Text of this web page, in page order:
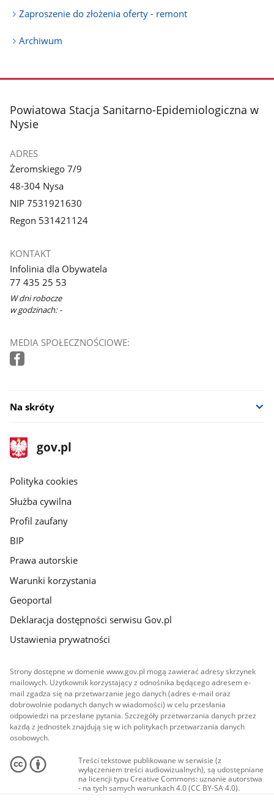
Zaproszenie do złożenia oferty - remont
Archiwum
stopka
Powiatowa Stacja Sanitarno-Epidemiologiczna w
Nysie
ADRES
Żeromskiego 7/9
48-304 Nysa
NIP 7531921630
Regon 531421124
KONTAKT
Infolinia dla Obywatela
77 435 25 53
W dni robocze
w godzinach: -
MEDIA SPOŁECZNOŚCIOWE:
Na skróty
stopka
gov.pl
Strona
gov.pl
gov.pl
Polityka cookies
Służba cywilna
Profil zaufany
BIP
Prawa autorskie
Warunki korzystania
Geoportal
Deklaracja dostępności serwisu Gov.pl
Ustawienia prywatności
Strony dostępne w domenie www.gov.pl mogą zawierać adresy skrzynek
mailowych. Użytkownik korzystający z odnośnika będącego adresem e-
mail zgadza się na przetwarzanie jego danych (adres e-mail oraz
dobrowolnie podanych danych w wiadomości) w celu przesłania
odpowiedzi na przesłane pytania. Szczegóły przetwarzania danych przez
każdą z jednostek znajdują się w ich politykach przetwarzania danych
osobowych.
Treści tekstowe publikowane w serwisie (z
wyłączeniem treści audiowizualnych), są udostępniane
na licencji typu Creative Commons: uznanie autorstwa
- na tych samych warunkach 4.0 (CC BY-SA 4.0).
Materiały audiowizualne, w tym zdjęcia, materiały